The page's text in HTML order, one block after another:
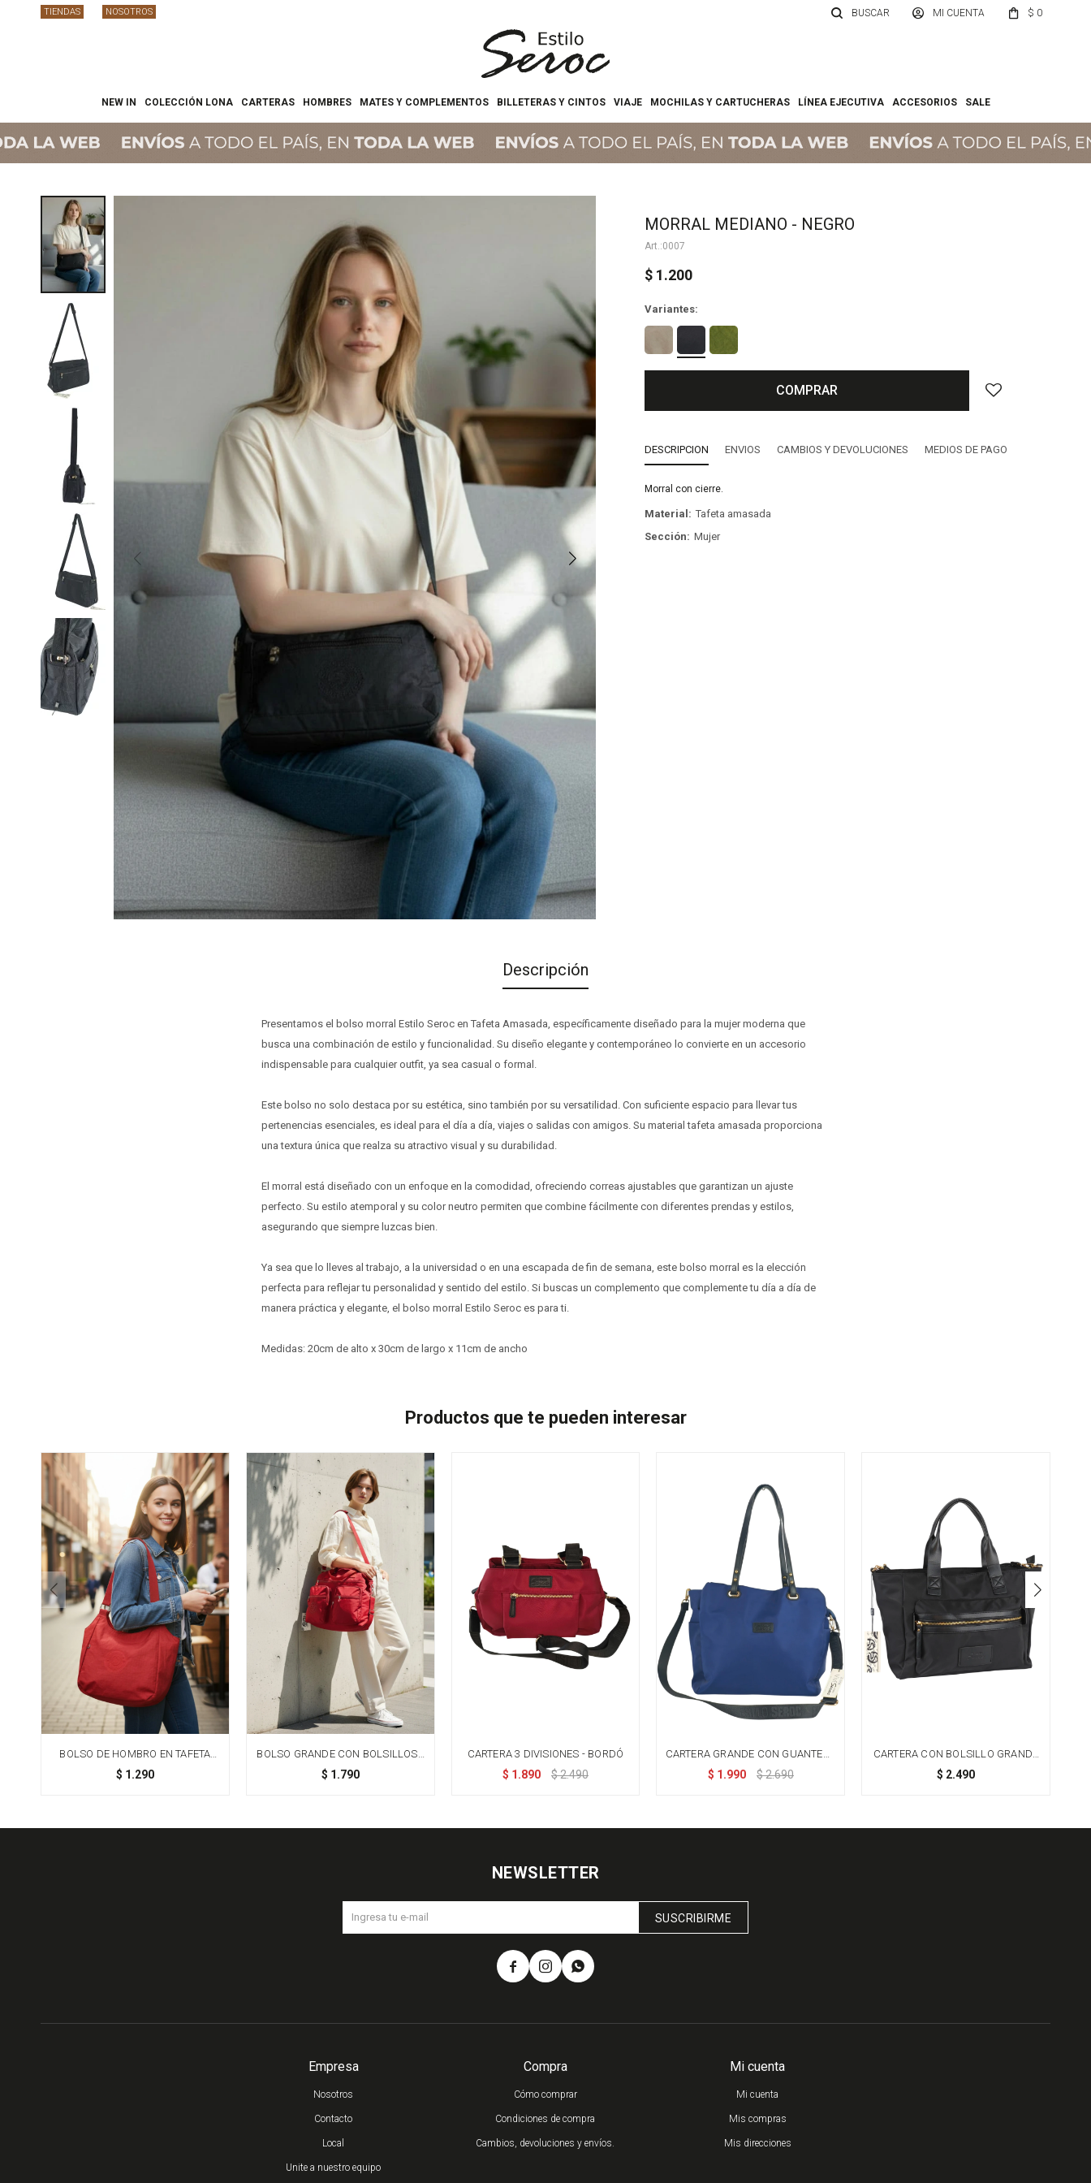
NEW IN COLECCIÓN LONA CARTERAS HOMBRES MATES Y COMPLEMENTOS BILLETERAS Y CINTOS VIAJE MOCHILAS Y CARTUCHERAS LÍNEA EJECUTIVA ACCESORIOS SALE
$ 0
TIENDAS NOSOTROS
MORRAL MEDIANO - NEGRO
0007
$ 1.200
Variantes:
COMPRAR
DESCRIPCION ENVIOS CAMBIOS Y DEVOLUCIONES MEDIOS DE PAGO
Morral con cierre.
Material
Tafeta amasada
Sección
Mujer
Descripción
Presentamos el bolso morral Estilo Seroc en Tafeta Amasada, específicamente diseñado para la mujer moderna que
busca una combinación de estilo y funcionalidad. Su diseño elegante y contemporáneo lo convierte en un accesorio
indispensable para cualquier outfit, ya sea casual o formal.
Este bolso no solo destaca por su estética, sino también por su versatilidad. Con suficiente espacio para llevar tus
pertenencias esenciales, es ideal para el día a día, viajes o salidas con amigos. Su material tafeta amasada proporciona
una textura única que realza su atractivo visual y su durabilidad.
El morral está diseñado con un enfoque en la comodidad, ofreciendo correas ajustables que garantizan un ajuste
perfecto. Su estilo atemporal y su color neutro permiten que combine fácilmente con diferentes prendas y estilos,
asegurando que siempre luzcas bien.
Ya sea que lo lleves al trabajo, a la universidad o en una escapada de fin de semana, este bolso morral es la elección
perfecta para reflejar tu personalidad y sentido del estilo. Si buscas un complemento que complemente tu día a día de
manera práctica y elegante, el bolso morral Estilo Seroc es para ti.
Medidas: 20cm de alto x 30cm de largo x 11cm de ancho
Productos que te pueden interesar
BOLSO DE HOMBRO EN TAFETA
AMASADA - NARANJA
$ 1.290
BOLSO GRANDE CON BOLSILLOS -
ROJO
$ 1.790
CARTERA 3 DIVISIONES - BORDÓ
$ 1.890 $2.490
CARTERA GRANDE CON GUANTERA
DOBLE - AZUL
$ 1.990 $2.690
CARTERA CON BOLSILLO GRANDE
AL FRENTE - NEGRO
$ 2.490
Empresa
Nosotros
Contacto
Local
Unite a nuestro equipo
Compra
Cómo comprar
Condiciones de compra
Cambios, devoluciones y envíos.
Mi cuenta
Mi cuenta
Mis compras
Mis direcciones
NEWSLETTER
SUSCRIBIRME
  